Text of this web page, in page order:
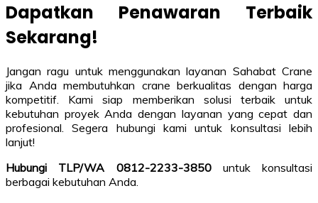
Dapatkan Penawaran Terbaik
Sekarang!
Jangan ragu untuk menggunakan layanan Sahabat Crane
jika Anda membutuhkan crane berkualitas dengan harga
kompetitif. Kami siap memberikan solusi terbaik untuk
kebutuhan proyek Anda dengan layanan yang cepat dan
profesional. Segera hubungi kami untuk konsultasi lebih
lanjut!
Hubungi TLP/WA 0812-2233-3850untuk konsultasi
berbagai kebutuhan Anda.